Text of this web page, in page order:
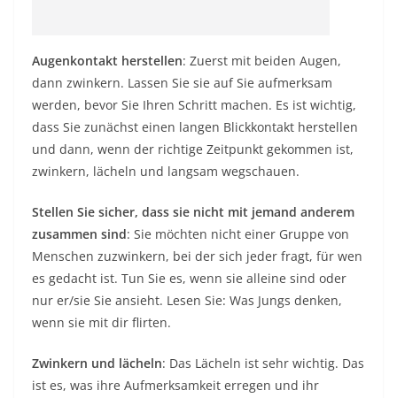
Augenkontakt herstellen: Zuerst mit beiden Augen,
dann zwinkern. Lassen Sie sie auf Sie aufmerksam
werden, bevor Sie Ihren Schritt machen. Es ist wichtig,
dass Sie zunächst einen langen Blickkontakt herstellen
und dann, wenn der richtige Zeitpunkt gekommen ist,
zwinkern, lächeln und langsam wegschauen.
Stellen Sie sicher, dass sie nicht mit jemand anderem
zusammen sind: Sie möchten nicht einer Gruppe von
Menschen zuzwinkern, bei der sich jeder fragt, für wen
es gedacht ist. Tun Sie es, wenn sie alleine sind oder
nur er/sie Sie ansieht. Lesen Sie: Was Jungs denken,
wenn sie mit dir flirten.
Zwinkern und lächeln: Das Lächeln ist sehr wichtig. Das
ist es, was ihre Aufmerksamkeit erregen und ihr